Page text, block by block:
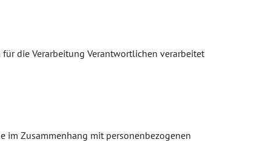
die Verarbeitung Verantwortlichen verarbeitet
im Zusammenhang mit personenbezogenen